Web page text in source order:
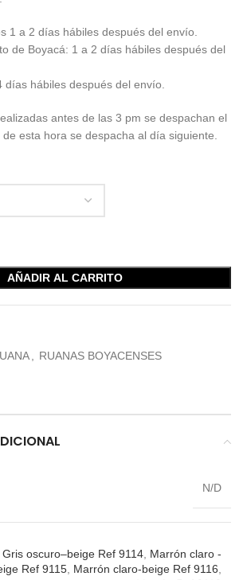
1 a 2 días hábiles después del envío.
de Boyacá: 1 a 2 días hábiles después del
días hábiles después del envío.
antes de las 3 pm se despachan el
esta hora se despacha al día siguiente.
AÑADIR AL CARRITO
RUANAS BOYACENSES
N/D
Gris oscuro–beige Ref 9114, Marrón claro -
Ref 9115, Marrón claro-beige Ref 9116,